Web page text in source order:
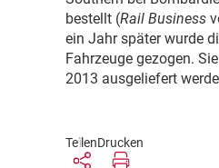
bestellt (Rail Business
ein Jahr später wurde
Fahrzeuge gezogen.
2013 ausgeliefert
TeilenDrucken